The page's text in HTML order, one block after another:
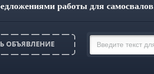
работы для